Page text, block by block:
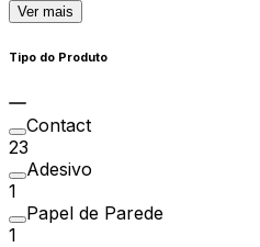
Ver mais
Tipo do Produto
Contact
23
Adesivo
1
Papel de Parede
1